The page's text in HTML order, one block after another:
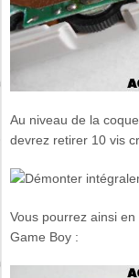
Au niveau de la
devrez retirer 10 vis
Vous pourrez ainsi
Game Boy :